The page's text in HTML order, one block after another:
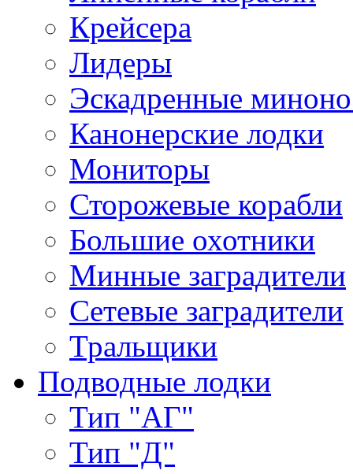
Крейсера
Лидеры
Эскадренные
Канонерские лодки
Мониторы
Сторожевые корабли
Большие охотники
Минные заградители
Сетевые заградители
Тральщики
Подводные лодки
Тип "АГ"
Тип "Д"